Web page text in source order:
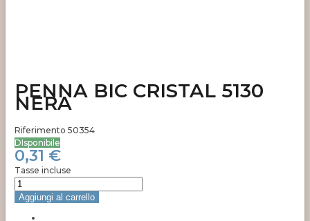
PENNA BIC CRISTAL 5130
NERA
Riferimento 50354
DIsponibile
0,31 €
Tasse incluse
Aggiungi al carrello